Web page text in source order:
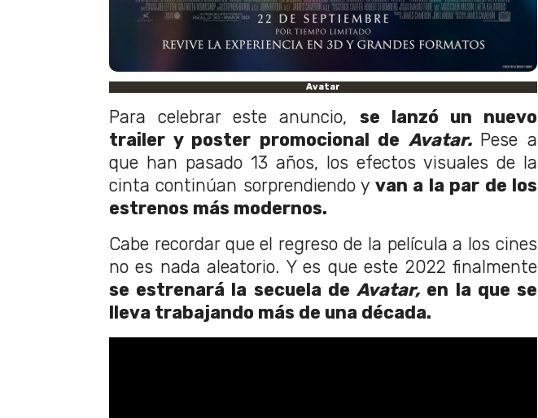
Avatar
Para celebrar este anuncio, se lanzó un nuevo
trailer y poster promocional de Avatar. Pese a
que han pasado 13 años, los efectos visuales de la
cinta continúan sorprendiendo y van a la par de los
estrenos más modernos.
Cabe recordar que el regreso de la película a los cines
no es nada aleatorio. Y es que este 2022 finalmente
se estrenará la secuela deAvatar, en la que se
lleva trabajando más de una década.